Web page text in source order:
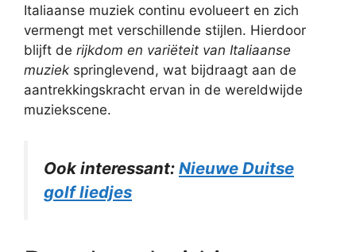
Italiaanse muziek continu evolueert en zich
vermengt met verschillende stijlen. Hierdoor
blijft de rijkdom en variëteit van Italiaanse
muziek springlevend, wat bijdraagt aan de
aantrekkingskracht ervan in de wereldwijde
muziekscene.
Ook interessant: Nieuwe Duitse
golf liedjes